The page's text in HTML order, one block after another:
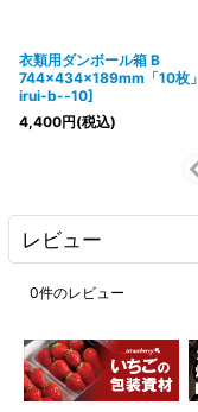
衣類用ダンボール箱 B
744×434×189mm「10枚」
irui-b--10]
4,400円(税込)
レビュー
0件のレビュー